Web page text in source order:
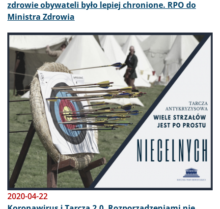
zdrowie obywateli było lepiej chronione. RPO do
Ministra Zdrowia
Obraz
2020-04-22